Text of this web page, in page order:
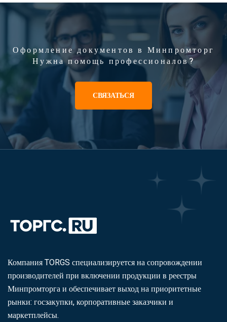
Оформление документов в Минпромторг
Нужна помощь профессионалов?
СВЯЗАТЬСЯ
Компания TORGS специализируется на сопровождении
производителей при включении продукции в реестры
Минпромторга и обеспечивает выход на приоритетные
рынки: госзакупки, корпоративные заказчики и
маркетплейсы.